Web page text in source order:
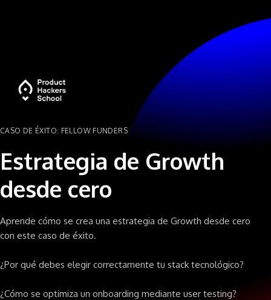
CASO DE ÉXITO: FELLOW FUNDERS
Estrategia de Growth
desde cero
Aprende cómo se crea una estrategia de Growth desde cero
con este caso de éxito.
¿Por qué debes elegir correctamente tu stack tecnológico?
¿Cómo se optimiza un onboarding mediante user testing?